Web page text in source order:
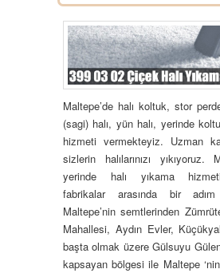
Maltepe’de halı koltuk, stor
(sagi) halı, yün halı, yerinde
hizmeti vermekteyiz. Uzman
sizlerin halılarınızı yıkıyoruz.
yerinde halı yıkama
fabrikalar arasında bir adım
Maltepe’nin semtlerinden
Mahallesi, Aydın Evler,
başta olmak üzere Gülsuyu
kapsayan bölgesi ile Maltepe